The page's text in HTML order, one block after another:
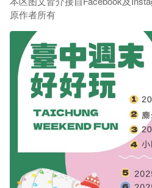
原作者所有